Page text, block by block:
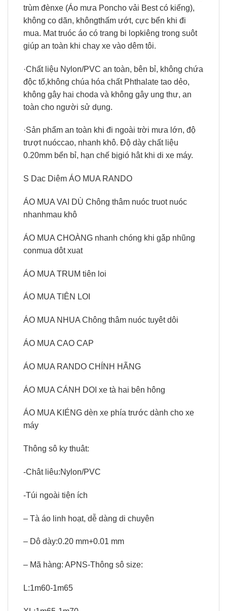
trùm đènxe (Áo mưa Poncho vải Best có kiếng),
không co dãn, khôngthấm ướt, cực bển khi đi
mua. Mat truóc áo có trang bi lopkiêng trong suôt
giúp an toàn khi chay xe vào dêm tôi.
·Chất liệu Nylon/PVC an toàn, bên bỉ, không chứa
độc tố,không chúa hóa chất Phthalate tao dẻo,
không gây hai choda và không gây ung thư, an
toàn cho người sử dụng.
·Sản phẩm an toàn khi đi ngoài trời mưa lớn, độ
trượt nuóccao, nhanh khô. Độ dày chất liệu
0.20mm bển bỉ, hạn chế bịgió hât khi di xe máy.
S Dac Diêm ÁO MUA RANDO
ÁO MUA VAI DÙ Chông thâm nuóc truot nuóc
nhanhmau khô
ÁO MUA CHOÀNG nhanh chóng khi gǎp nhũng
conmua dôt xuat
ÁO MUA TRUM tiên loi
ÁO MUA TIÊN LOI
ÁO MUA NHUA Chông thâm nuóc tuyêt dôi
ÁO MUA CAO CAP
ÁO MUA RANDO CHÍNH HÃNG
ÁO MUA CÁNH DOI xe tà hai bên hông
ÁO MUA KIÉNG dèn xe phía trước dành cho xe
máy
Thông sô ky thuât:
-Chât liêu:Nylon/PVC
-Túi ngoài tiện ích
– Tà áo linh hoạt, dễ dàng di chuyên
– Dô dày:0.20 mm+0.01 mm
– Mã hàng: APNS-Thông sô size:
L:1m60-1m65